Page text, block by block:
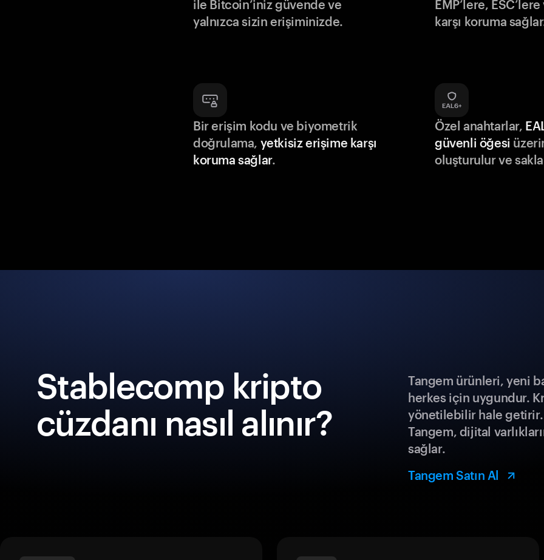
ile Bitcoin’iniz güvende ve
yalnızca sizin erişiminizde.
EMP’lere, ESC’lere
karşı koruma
Bir erişim kodu ve biyometrik
doğrulama, yetkisiz erişime karşı
koruma sağlar.
Özel anahtarlar,
güvenli öğesi
oluşturulur ve
Stablecomp kripto
cüzdanı nasıl alınır?
Tangem ürünleri, yeni
herkes için uygundur.
yönetilebilir hale
Tangem, dijital
sağlar.
Tangem Satın Al